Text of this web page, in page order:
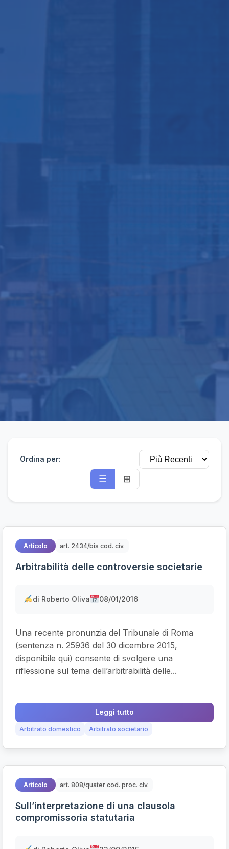
Ordina per:
☰ ⊞
Articolo art. 2434/bis cod. civ.
Arbitrabilità delle controversie societarie
di Roberto Oliva 08/01/2016
Una recente pronunzia del Tribunale di Roma
(sentenza n. 25936 del 30 dicembre 2015,
disponibile qui) consente di svolgere una
riflessione sul tema dell’arbitrabilità delle...
Leggi tutto
Arbitrato domestico Arbitrato societario
Articolo art. 808/quater cod. proc. civ.
Sull’interpretazione di una clausola
compromissoria statutaria